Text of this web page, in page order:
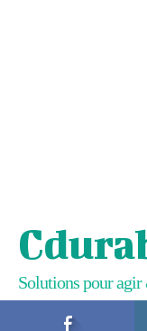
Solutions pour